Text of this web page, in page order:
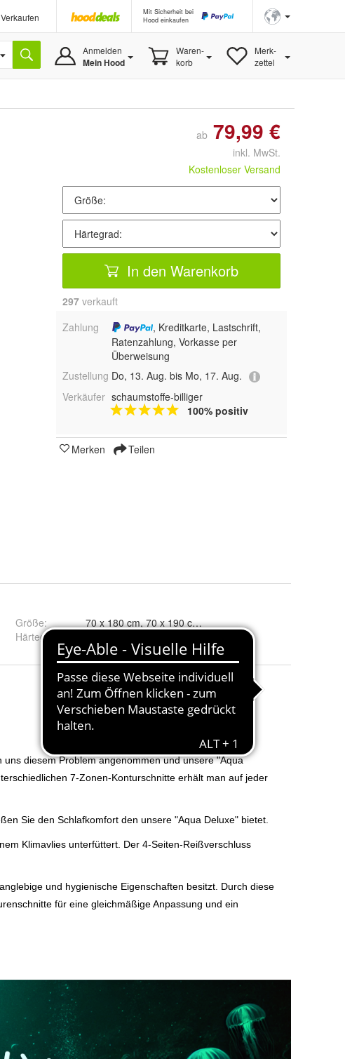
Verkaufen
Mit Sicherheit bei
Hood einkaufen
Anmelden
Mein Hood
Waren-
korb
Merk-
zettel
ab 79,99 €
inkl. MwSt.
Kostenloser Versand
In den Warenkorb
297 verkauft
Zahlung
, Kreditkarte, Lastschrift,
Ratenzahlung, Vorkasse per
Überweisung
Zustellung Do, 13. Aug. bis Mo, 17. Aug.
Verkäufer schaumstoffe-billiger
100% positiv
Merken Teilen
Größe:
70 x 180 cm, 70 x 190 cm, 70 x 200 cm, 80 x 180 cm,
Härtegrad